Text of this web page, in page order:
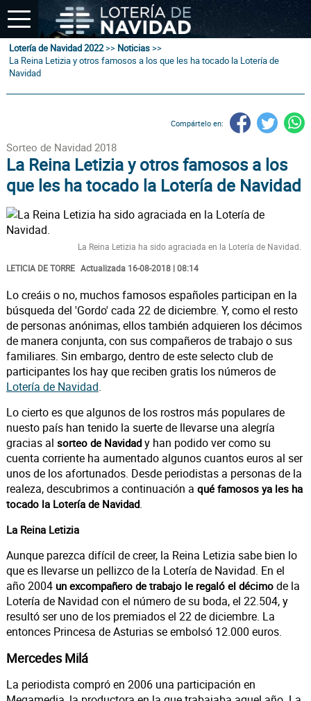
Lotería de Navidad 2022>> Noticias>>
La Reina Letizia y otros famosos a los que les ha tocado la Lotería de
Navidad
Compártelo en:
Sorteo de Navidad 2018
La Reina Letizia y otros famosos a los
que les ha tocado la Lotería de Navidad
La Reina Letizia ha sido agraciada en la Lotería de Navidad.
LETICIA DE TORRE Actualizada 16-08-2018 | 08:14
Lo creáis o no, muchos famosos españoles participan en la
búsqueda del 'Gordo' cada 22 de diciembre. Y, como el resto
de personas anónimas, ellos también adquieren los décimos
de manera conjunta, con sus compañeros de trabajo o sus
familiares. Sin embargo, dentro de este selecto club de
participantes los hay que reciben gratis los números de
Lotería de Navidad.
Lo cierto es que algunos de los rostros más populares de
nuesto país han tenido la suerte de llevarse una alegría
gracias al sorteo de Navidady han podido ver como su
cuenta corriente ha aumentado algunos cuantos euros al ser
unos de los afortunados. Desde periodistas a personas de la
realeza, descubrimos a continuación a qué famosos ya les ha
tocado la Lotería de Navidad.
La Reina Letizia
Aunque parezca difícil de creer, la Reina Letizia sabe bien lo
que es llevarse un pellizco de la Lotería de Navidad. En el
año 2004 un excompañero de trabajo le regaló el décimode la
Lotería de Navidad con el número de su boda, el 22.504, y
resultó ser uno de los premiados el 22 de diciembre. La
entonces Princesa de Asturias se embolsó 12.000 euros.
Mercedes Milá
La periodista compró en 2006 una participación en